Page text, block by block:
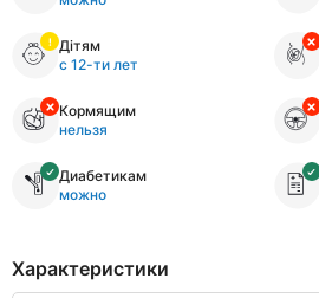
Дітям
с 12-ти лет
Кормящим
нельзя
Диабетикам
можно
Характеристики